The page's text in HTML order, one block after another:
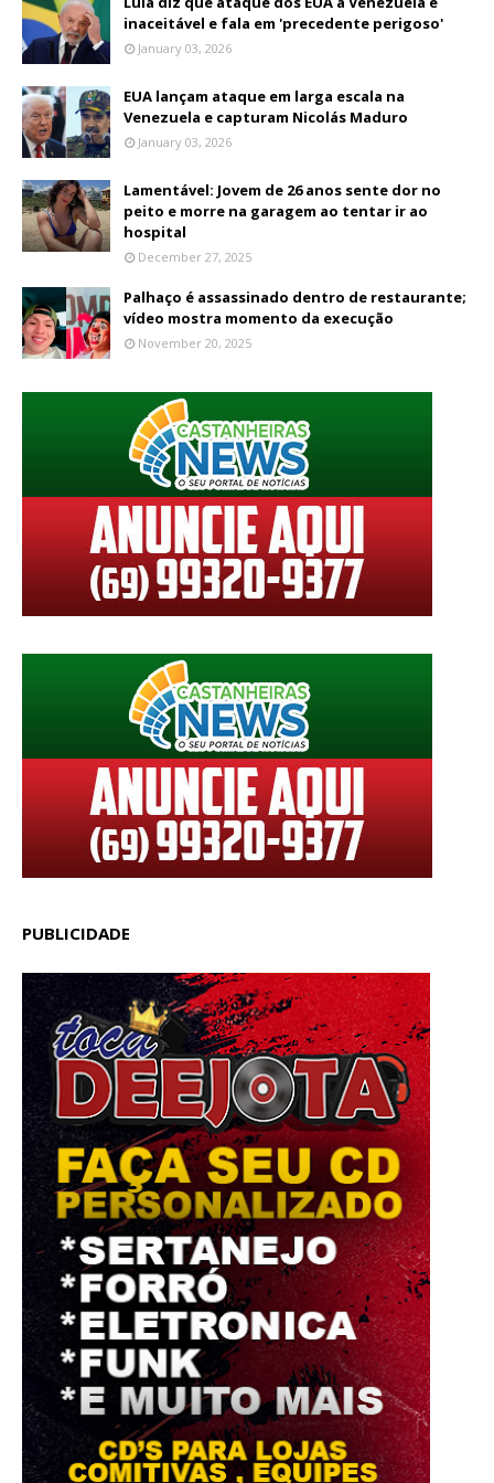
inaceitável e fala em 'precedente perigoso'
January 03, 2026
EUA lançam ataque em larga escala na
Venezuela e capturam Nicolás Maduro
January 03, 2026
Lamentável: Jovem de 26 anos sente dor no
peito e morre na garagem ao tentar ir ao
hospital
December 27, 2025
Palhaço é assassinado dentro de restaurante;
vídeo mostra momento da execução
November 20, 2025
PUBLICIDADE